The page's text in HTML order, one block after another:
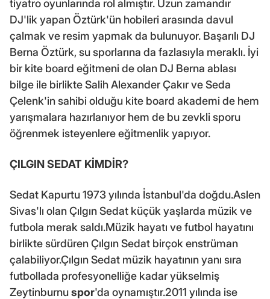
tiyatro oyunlarında rol almıştır. Uzun zamandır
DJ'lik yapan Öztürk'ün hobileri arasında davul
çalmak ve resim yapmak da bulunuyor. Başarılı DJ
Berna Öztürk, su sporlarına da fazlasıyla meraklı. İyi
bir kite board eğitmeni de olan DJ Berna ablası
bilge ile birlikte Salih Alexander Çakır ve Seda
Çelenk'in sahibi olduğu kite board akademi de hem
yarışmalara hazırlanıyor hem de bu zevkli sporu
öğrenmek isteyenlere eğitmenlik yapıyor.
ÇILGIN SEDAT KİMDİR?
Sedat Kapurtu 1973 yılında İstanbul'da doğdu.Aslen
Sivas'lı olan Çılgın Sedat küçük yaşlarda müzik ve
futbola merak saldı.Müzik hayatı ve futbol hayatını
birlikte sürdüren Çılgın Sedat birçok enstrüman
çalabiliyor.Çılgın Sedat müzik hayatının yanı sıra
futbollada profesyonelliğe kadar yükselmiş
Zeytinburnuspor'da oynamıştır.2011 yılında ise